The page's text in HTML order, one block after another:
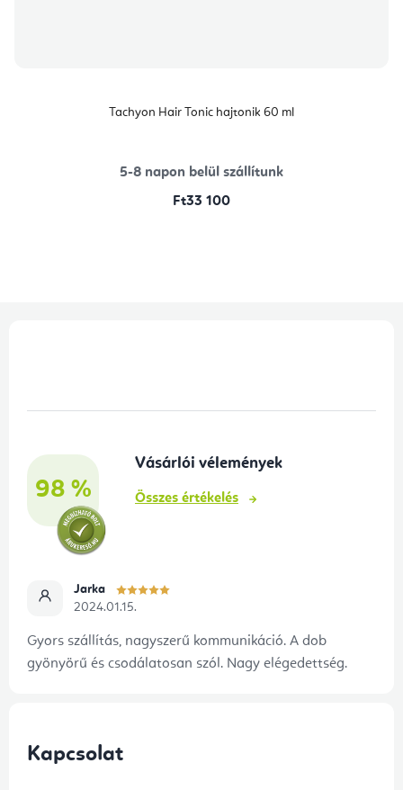
Tachyon Hair Tonic hajtonik 60 ml
5-8 napon belül szállítunk
Ft33 100
98 %
Vásárlói vélemények
Összes értékelés
Jarka
2024.01.15.
Gyors szállítás, nagyszerű kommunikáció. A dob
gyönyörű és csodálatosan szól. Nagy elégedettség.
Kapcsolat